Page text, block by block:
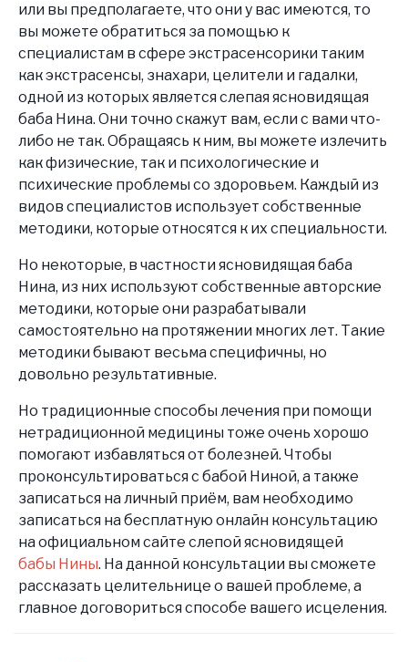
или вы предполагаете, что они у вас имеются, то
вы можете обратиться за помощью к
специалистам в сфере экстрасенсорики таким
как экстрасенсы, знахари, целители и гадалки,
одной из которых является слепая ясновидящая
баба Нина. Они точно скажут вам, если с вами что-
либо не так. Обращаясь к ним, вы можете излечить
как физические, так и психологические и
психические проблемы со здоровьем. Каждый из
видов специалистов использует собственные
методики, которые относятся к их специальности.
Но некоторые, в частности ясновидящая баба
Нина, из них используют собственные авторские
методики, которые они разрабатывали
самостоятельно на протяжении многих лет. Такие
методики бывают весьма специфичны, но
довольно результативные.
Но традиционные способы лечения при помощи
нетрадиционной медицины тоже очень хорошо
помогают избавляться от болезней. Чтобы
проконсультироваться с бабой Ниной, а также
записаться на личный приём, вам необходимо
записаться на бесплатную онлайн консультацию
на официальном сайте слепой ясновидящей
бабы Нины. На данной консультации вы сможете
рассказать целительнице о вашей проблеме, а
главное договориться способе вашего исцеления.